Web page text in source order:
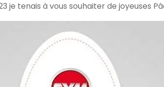
je tenais à vous souhaiter de